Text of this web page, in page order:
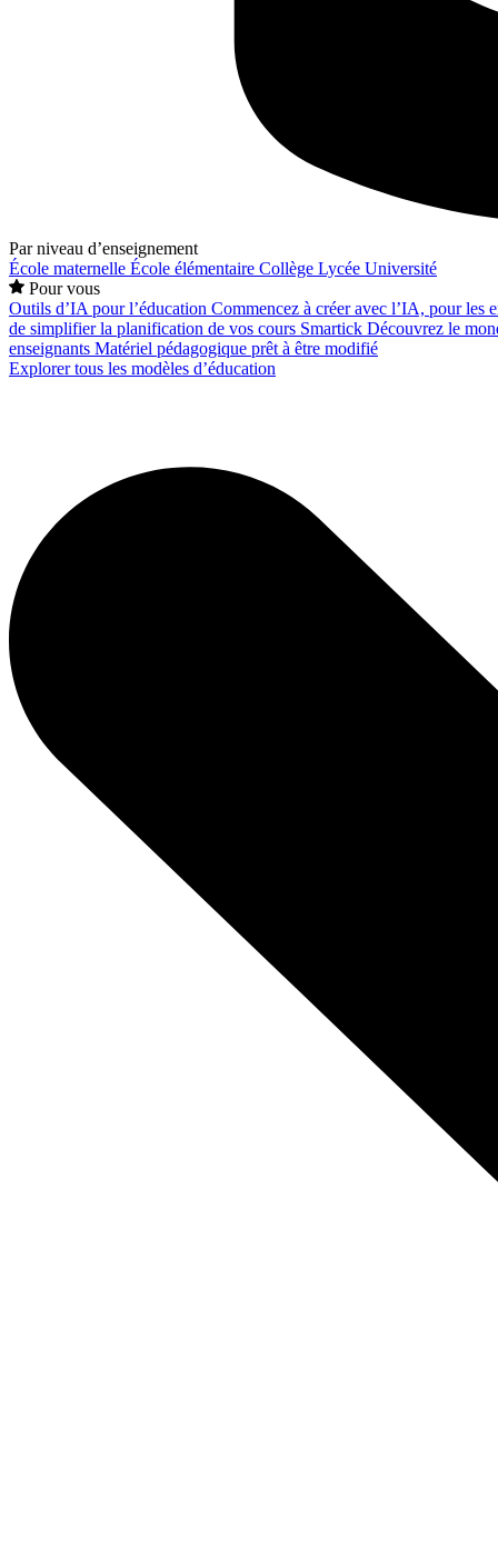
Par niveau d’enseignement
École maternelle École élémentaire Collège Lycée Université
Pour vous
Outils d’IA pour l’éducation Commencez à créer avec l’IA, pour les
de simplifier la planification de vos cours Smartick Découvrez le
enseignants Matériel pédagogique prêt à être modifié
Explorer tous les modèles d’éducation